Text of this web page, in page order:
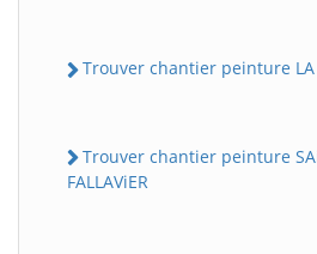
Trouver chantier peinture LA
Trouver chantier peinture
FALLAViER